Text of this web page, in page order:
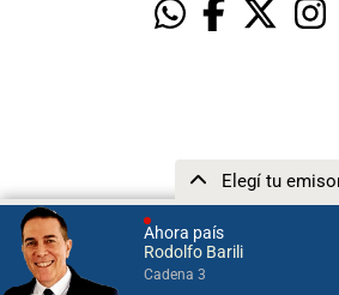
Ahora país
Rodolfo Barili
Cadena 3
Elegí tu